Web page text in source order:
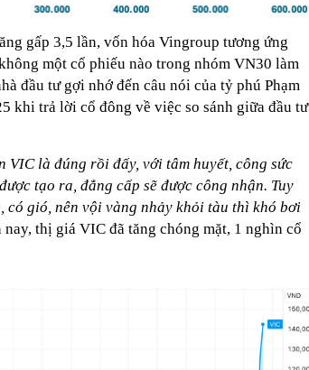
gấp 3,5 lần, vốn hóa Vingroup tương ứng
một cổ phiếu nào trong nhóm VN30 làm
đầu tư gợi nhớ đến câu nói của tỷ phú Phạm
khi trả lời cổ đông về việc so sánh giữa đầu tư
VIC là đúng rồi đấy, với tâm huyết, công sức
tạo ra, đẳng cấp sẽ được công nhận. Tuy
gió, nên vội vàng nhảy khỏi tàu thì khó bơi
thị giá VIC đã tăng chóng mặt, 1 nghìn cổ